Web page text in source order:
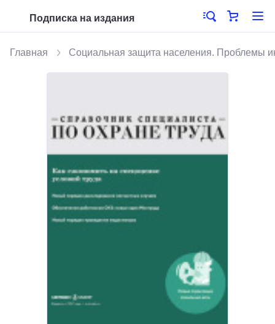
Подписка на издания
Главная Социальная защита населения. Проблемы